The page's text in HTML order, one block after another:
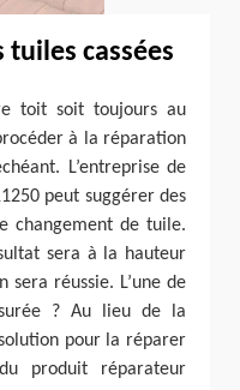
cassées
toit soit toujours au
à la réparation
L’entreprise de
peut suggérer des
changement de tuile.
sera à la hauteur
sera réussie. L’une de
? Au lieu de la
pour la réparer
produit réparateur